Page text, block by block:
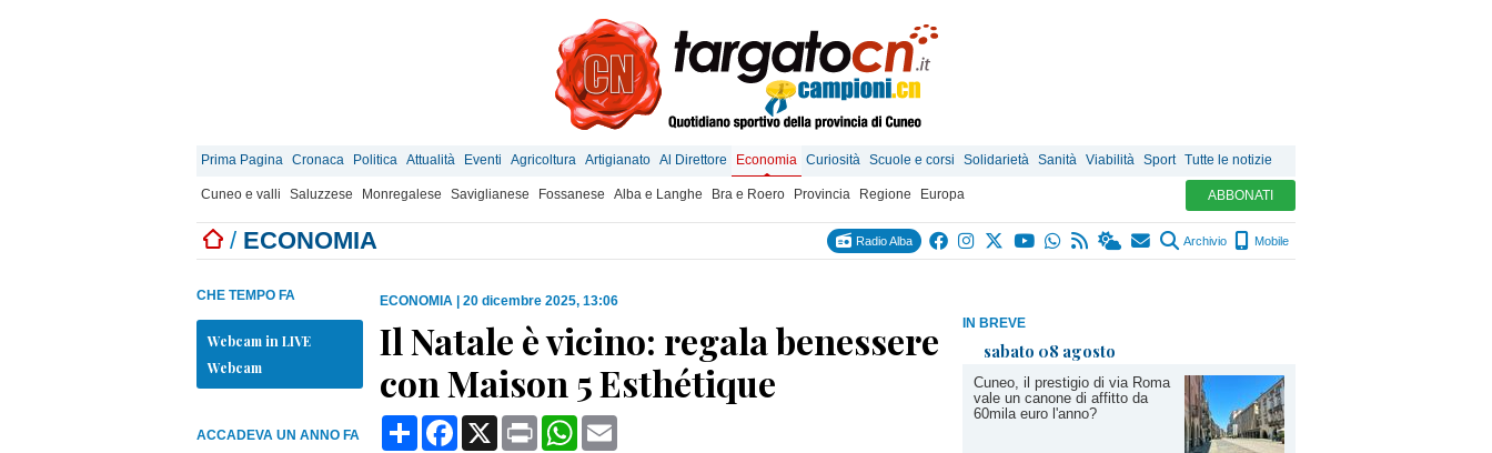
Prima Pagina Cronaca Politica Attualità Eventi Agricoltura Artigianato Al Direttore Economia Curiosità Scuole e corsi Solidarietà Sanità Viabilità Sport Tutte le notizie
Cuneo e valli Saluzzese Monregalese Saviglianese Fossanese Alba e Langhe Bra e Roero Provincia Regione Europa ABBONATI
/ ECONOMIA Radio Alba Archivio Mobile
IN BREVE
sabato 08 agosto
Cuneo, il prestigio di via Roma
vale un canone di affitto da
60mila euro l'anno?
CHE TEMPO FA
Webcam in LIVE
Webcam
ACCADEVA UN ANNO FA
ECONOMIA 20 dicembre 2025, 13:06
Il Natale è vicino: regala benessere
con Maison 5 Esthétique
CondividiFacebook
X Print WhatsApp